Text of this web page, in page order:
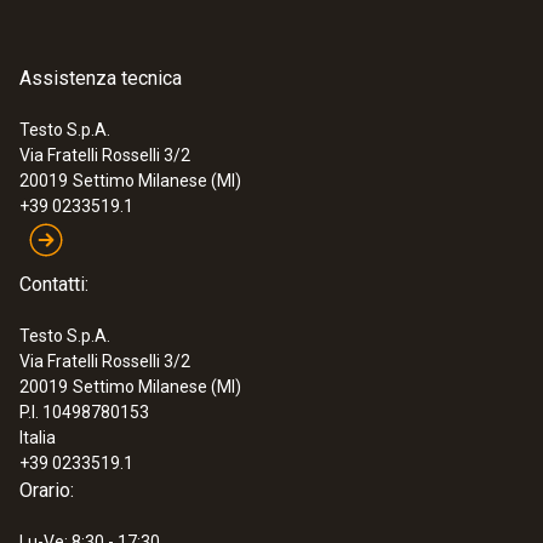
32 g
Dimensioni
1380 mm
Diametro tubo sonda
1,4 mm
Lunghezza cavo
:0563 1080
per alimenti
€ 118,00
€ 143,96
Assistenza tecnica
Testo S.p.A.
Via Fratelli Rosselli 3/2
20019 Settimo Milanese (MI)
+39 0233519.1
Contatti:
Testo S.p.A.
Via Fratelli Rosselli 3/2
20019 Settimo Milanese (MI)
P.I. 10498780153
Italia
+39 0233519.1
Orario: